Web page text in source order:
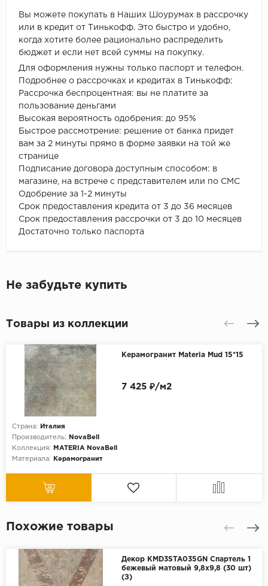
Вы можете покупать в Наших Шоурумах в рассрочку
или в кредит от Тинькофф. Это быстро и удобно,
когда хотите более рационально распределить
бюджет и если нет всей суммы на покупку.
Для оформления нужны только паспорт и телефон.
Подробнее о рассрочках и кредитах в Тинькофф:
Рассрочка беспроцентная: вы не платите за
пользование деньгами
Высокая вероятность одобрения: до 95%
Быстрое рассмотрение: решение от банка придет
вам за 2 минуты прямо в форме заявки на той же
странице
Подписание договора доступным способом: в
магазине, на встрече с представителем или по СМС
Одобрение за 1-2 минуты
Срок предоставления кредита от 3 до 36 месяцев
Срок предоставления рассрочки от 3 до 10 месяцев
Достаточно только паспорта
Не забудьте купить
Товары из коллекции
Керамогранит Materia Mud 15*15
Страна:
Италия
Производитель:
NovaBell
Коллекция:
MATERIA NovaBell
Материала:
Керамогранит
7 425 ₽/м2
Похожие товары
Декор KMD3STA035GN Спартель 1
бежевый матовый 9,8х9,8 (30 шт)
(З)